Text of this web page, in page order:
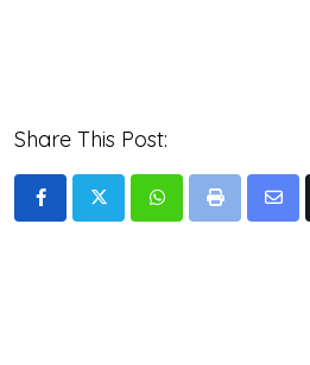
Share This Post:
WhatsappPrint
Share